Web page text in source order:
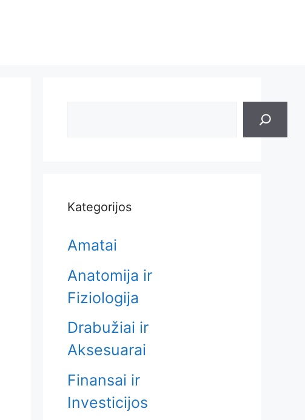
Kategorijos
Amatai
Anatomija ir
Fiziologija
Drabužiai ir
Aksesuarai
Finansai ir
Investicijos